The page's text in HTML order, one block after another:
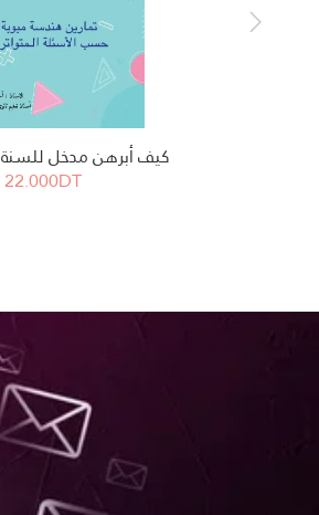
كيف أبرهن مدخل للسنة 7 أساسي
22.000DT